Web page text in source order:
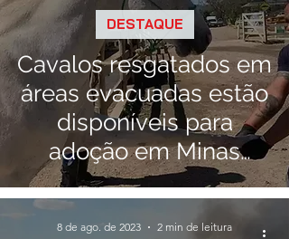
Cavalos resgatados em
áreas evacuadas estão
disponíveis para
adoção em Minas
Gerais
DESTAQUE
8 de ago. de 2023 2 min de leitura